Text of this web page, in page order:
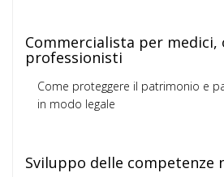
Commercialista per
professionisti
Come proteggere il patrimonio e
in modo legale
Sviluppo delle competenze